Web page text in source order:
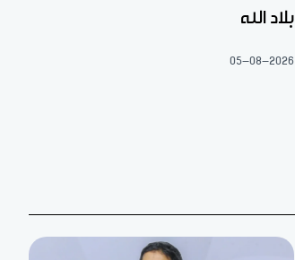
بلاد الله
05-08-2026